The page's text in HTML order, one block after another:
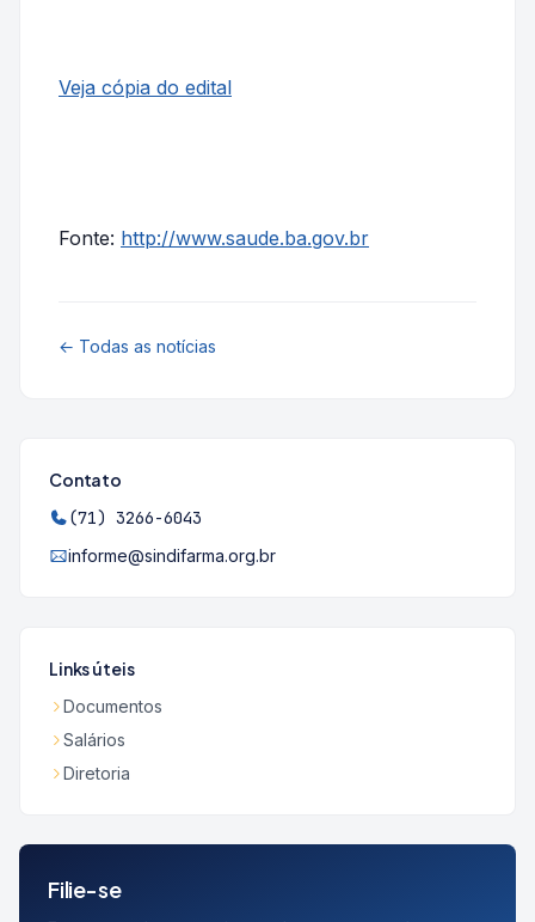
Veja cópia do edital
Fonte: http://www.saude.ba.gov.br
← Todas as notícias
Contato
(71) 3266-6043
informe@sindifarma.org.br
Links úteis
Documentos
Salários
Diretoria
Filie-se